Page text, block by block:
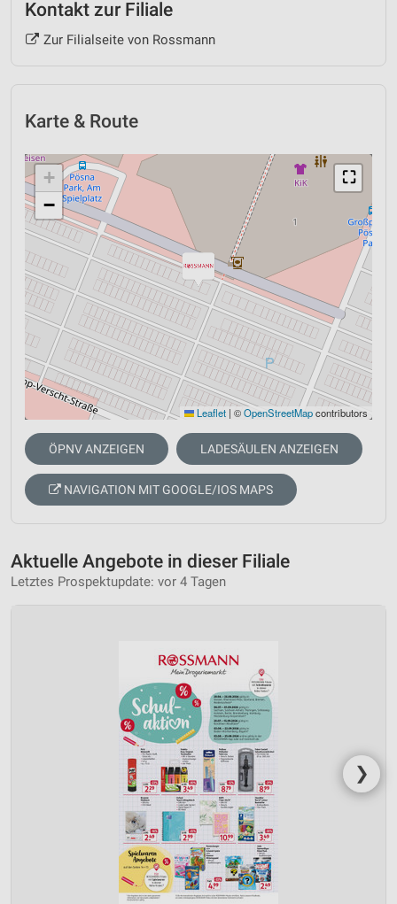
Kontakt zur Filiale
Zur Filialseite von Rossmann
Karte & Route
⛶
+
−
Leaflet | ©OpenStreetMapcontributors
ÖPNV ANZEIGEN LADESÄULEN ANZEIGEN
NAVIGATION MIT GOOGLE/IOS MAPS
Aktuelle Angebote in dieser Filiale
Letztes Prospektupdate: vor 4 Tagen
❯